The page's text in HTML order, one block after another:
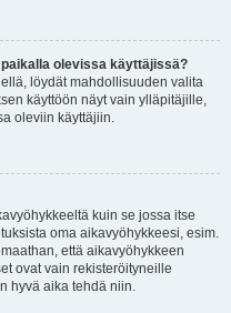
olevissa käyttäjissä?
löydät mahdollisuuden valita
käyttöön näyt vain ylläpitäjille,
oleviin käyttäjiin.
kuin se jossa itse
oma aikavyöhykkeesi, esim.
että aikavyöhykkeen
ovat vain rekisteröityneille
hyvä aika tehdä niin.